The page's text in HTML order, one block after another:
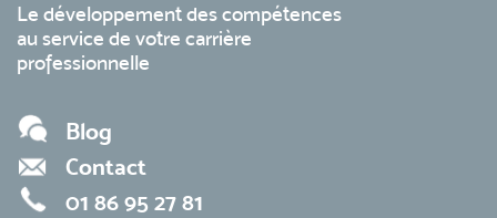
Le développement des compétences
au service de votre carrière
professionnelle
Blog
Contact
01 86 95 27 81